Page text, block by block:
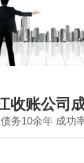
收账公司
务10余年 成功